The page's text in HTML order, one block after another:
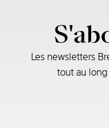
Les newsletters
tout au